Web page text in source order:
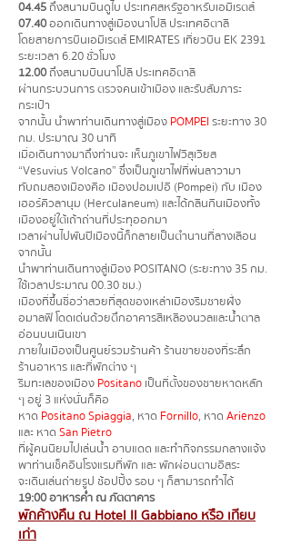
04.45 ถึงสนามบินดูไบ ประเทศสหรัฐอาหรับเอมิเรตส์
07.40ออกเดินทางสู่เมืองนาโปลี ประเทศอิตาลี
โดยสายการบินเอมิเรตส์ EMIRATES เที่ยวบิน EK 2391
ระยะเวลา 6.20 ชั่วโมง
12.00ถึงสนามบินนาโปลี ประเทศอิตาลี
ผ่านกระบวนการ ตรวจคนเข้าเมือง และรับสัมภาระ
กระเป๋า
จากนั้น นำพาท่านเดินทางสู่เมือง POMPEI ระยะทาง 30
กม. ประมาณ 30 นาที
เมื่อเดินทางมาถึงท่านจะ เห็นภูเขาไฟวิสุเวียส
“Vesuvius Volcano” ซึ่งเป็นภูเขาไฟที่พ่นลาวามา
ทับถมสองเมืองคือ เมืองปอมเปอี (Pompei) กับ เมือง
เฮอร์คิวลานุม (Herculaneum) และได้กลืนกินเมืองทั้ง
เมืองอยู่ใต้เถ้าถ่านที่ประทุออกมา
เวลาผ่านไปพันปีเมืองนี้ก็กลายเป็นตํานานที่ลางเลือน
จากนั้น
นำพาท่านเดินทางสู่เมือง POSITANO (ระยะทาง 35 กม.
ใช้เวลาประมาณ 00.30 ชม.)
เมืองที่ขึ้นชื่อว่าสวยที่สุดของเหล่าเมืองริมชายฝั่ง
อมาลฟี โดดเด่นด้วยตึกอาคารสีเหลืองนวลและน้ำตาล
อ่อนบนเนินเขา
ภายในเมืองเป็นศูนย์รวมร้านค้า ร้านขายของที่ระลึก
ร้านอาหาร และที่พักต่าง ๆ
ริมทะเลของเมือง Positano เป็นที่ตั้งของชายหาดหลัก
ๆ อยู่ 3 แห่งนั่นก็คือ
หาด Positano Spiaggia, หาด Fornillo, หาด Arienzo
และ หาด San Pietro
ที่ผู้คนนิยมไปเล่นน้ำ อาบแดด และทำกิจกรรมกลางแจ้ง
พาท่านเช็คอินโรงแรมที่พัก และ พักผ่อนตามอิสระ
จะเดินเล่นถ่ายรูป ช้อปปิ้ง รอบ ๆ ก็สามารถทำได้
19:00 อาหารค่ำ ณ ภัตตาคาร
พักค้างคืน ณ Hotel Il Gabbiano หรือ เทียบ
เท่า